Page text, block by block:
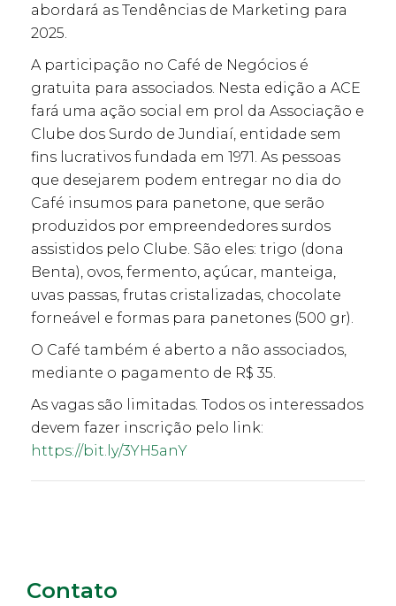
abordará as Tendências de Marketing para
2025.
A participação no Café de Negócios é
gratuita para associados. Nesta edição a ACE
fará uma ação social em prol da Associação e
Clube dos Surdo de Jundiaí, entidade sem
fins lucrativos fundada em 1971. As pessoas
que desejarem podem entregar no dia do
Café insumos para panetone, que serão
produzidos por empreendedores surdos
assistidos pelo Clube. São eles: trigo (dona
Benta), ovos, fermento, açúcar, manteiga,
uvas passas, frutas cristalizadas, chocolate
forneável e formas para panetones (500 gr).
O Café também é aberto a não associados,
mediante o pagamento de R$ 35.
As vagas são limitadas. Todos os interessados
devem fazer inscrição pelo link:
https://bit.ly/3YH5anY
Contato